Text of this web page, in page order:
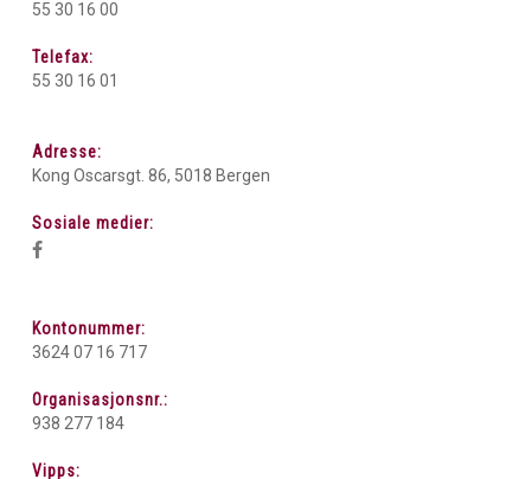
55 30 16 00
Telefax:
55 30 16 01
Adresse:
Kong Oscarsgt. 86, 5018 Bergen
Sosiale medier:
Kontonummer:
3624 07 16 717
Organisasjonsnr.:
938 277 184
Vipps: